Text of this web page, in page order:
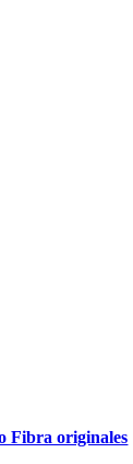
Fibra originales